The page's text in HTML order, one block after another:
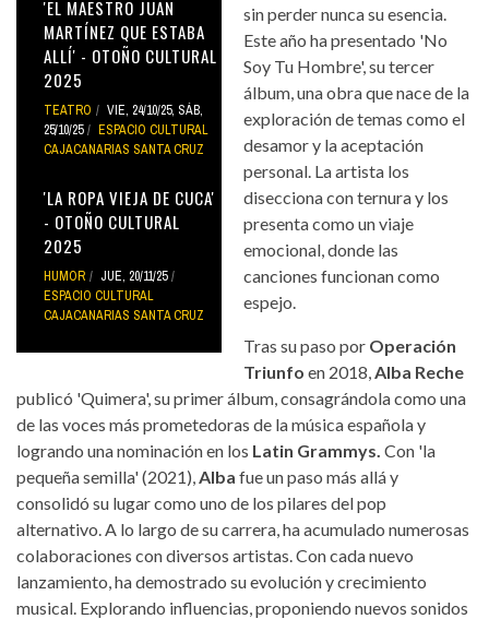
'EL MAESTRO JUAN
MARTÍNEZ QUE ESTABA
ALLÍ' - OTOÑO CULTURAL
2025
TEATRO VIE, 24/10/25, SÁB,
25/10/25
ESPACIO CULTURAL
CAJACANARIAS SANTA CRUZ
'LA ROPA VIEJA DE CUCA'
- OTOÑO CULTURAL
2025
HUMOR
JUE, 20/11/25
ESPACIO CULTURAL
CAJACANARIAS SANTA CRUZ
sin perder nunca su esencia.
Este año ha presentado 'No
Soy Tu Hombre', su tercer
álbum, una obra que nace de la
exploración de temas como el
desamor y la aceptación
personal. La artista los
disecciona con ternura y los
presenta como un viaje
emocional, donde las
canciones funcionan como
espejo.
Tras su paso por Operación
Triunfo en 2018,Alba Reche
publicó 'Quimera', su primer álbum, consagrándola como una
de las voces más prometedoras de la música española y
logrando una nominación en los Latin Grammys. Con 'la
pequeña semilla' (2021),Alba fue un paso más allá y
consolidó su lugar como uno de los pilares del pop
alternativo. A lo largo de su carrera, ha acumulado numerosas
colaboraciones con diversos artistas. Con cada nuevo
lanzamiento, ha demostrado su evolución y crecimiento
musical. Explorando influencias, proponiendo nuevos sonidos